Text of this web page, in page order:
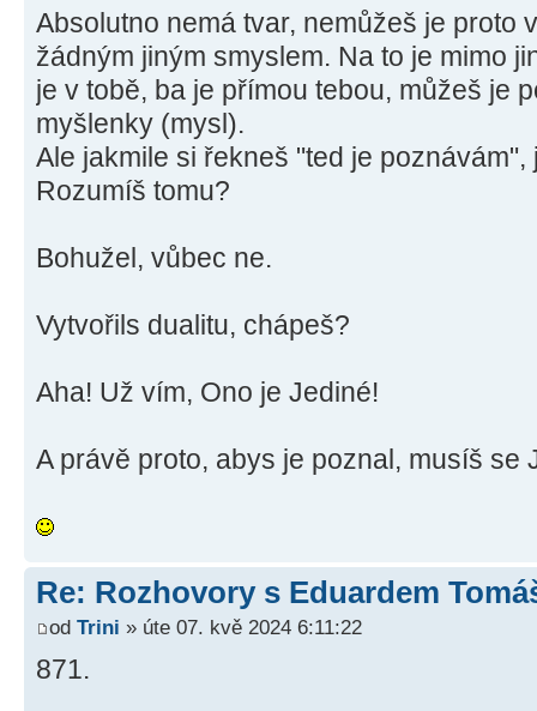
Absolutno nemá tvar, nemůžeš je proto
žádným jiným smyslem. Na to je mimo
je v tobě, ba je přímou tebou, můžeš je
myšlenky (mysl).
Ale jakmile si řekneš "ted je
Rozumíš tomu?
Bohužel, vůbec ne.
Vytvořils dualitu, chápeš?
Aha! Už vím, Ono je Jediné!
A právě proto, abys je poznal, musíš se
Re: Rozhovory s Eduardem
od Trini » úte 07. kvě 2024 6:11:22
871.